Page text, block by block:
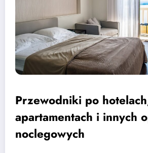
Przewodniki po
apartamentach i innych
noclegowych